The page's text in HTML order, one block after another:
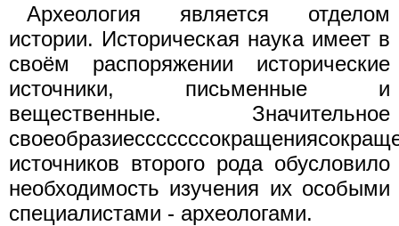
Археология является отделом
истории. Историческая наука имеет в
своём распоряжении исторические
источники, письменные и
вещественные. Значительное
источников второго рода обусловило
необходимость изучения их особыми
специалистами - археологами.